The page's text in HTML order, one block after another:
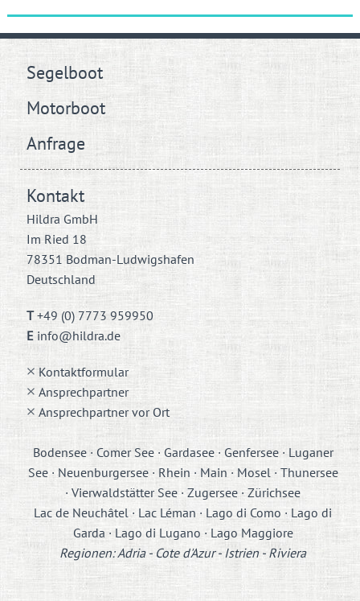
Segelboot
Motorboot
Anfrage
Kontakt
Hildra GmbH
Im Ried 18
78351 Bodman-Ludwigshafen
Deutschland
T +49 (0) 7773 959950
E info@hildra.de
Kontaktformular
Ansprechpartner
Ansprechpartner vor Ort
Bodensee · Comer See · Gardasee · Genfersee · Luganer
See · Neuenburgersee · Rhein · Main · Mosel · Thunersee
· Vierwaldstätter See · Zugersee · Zürichsee
Lac de Neuchâtel · Lac Léman · Lago di Como · Lago di
Garda · Lago di Lugano · Lago Maggiore
Regionen: Adria - Cote d'Azur - Istrien - Riviera